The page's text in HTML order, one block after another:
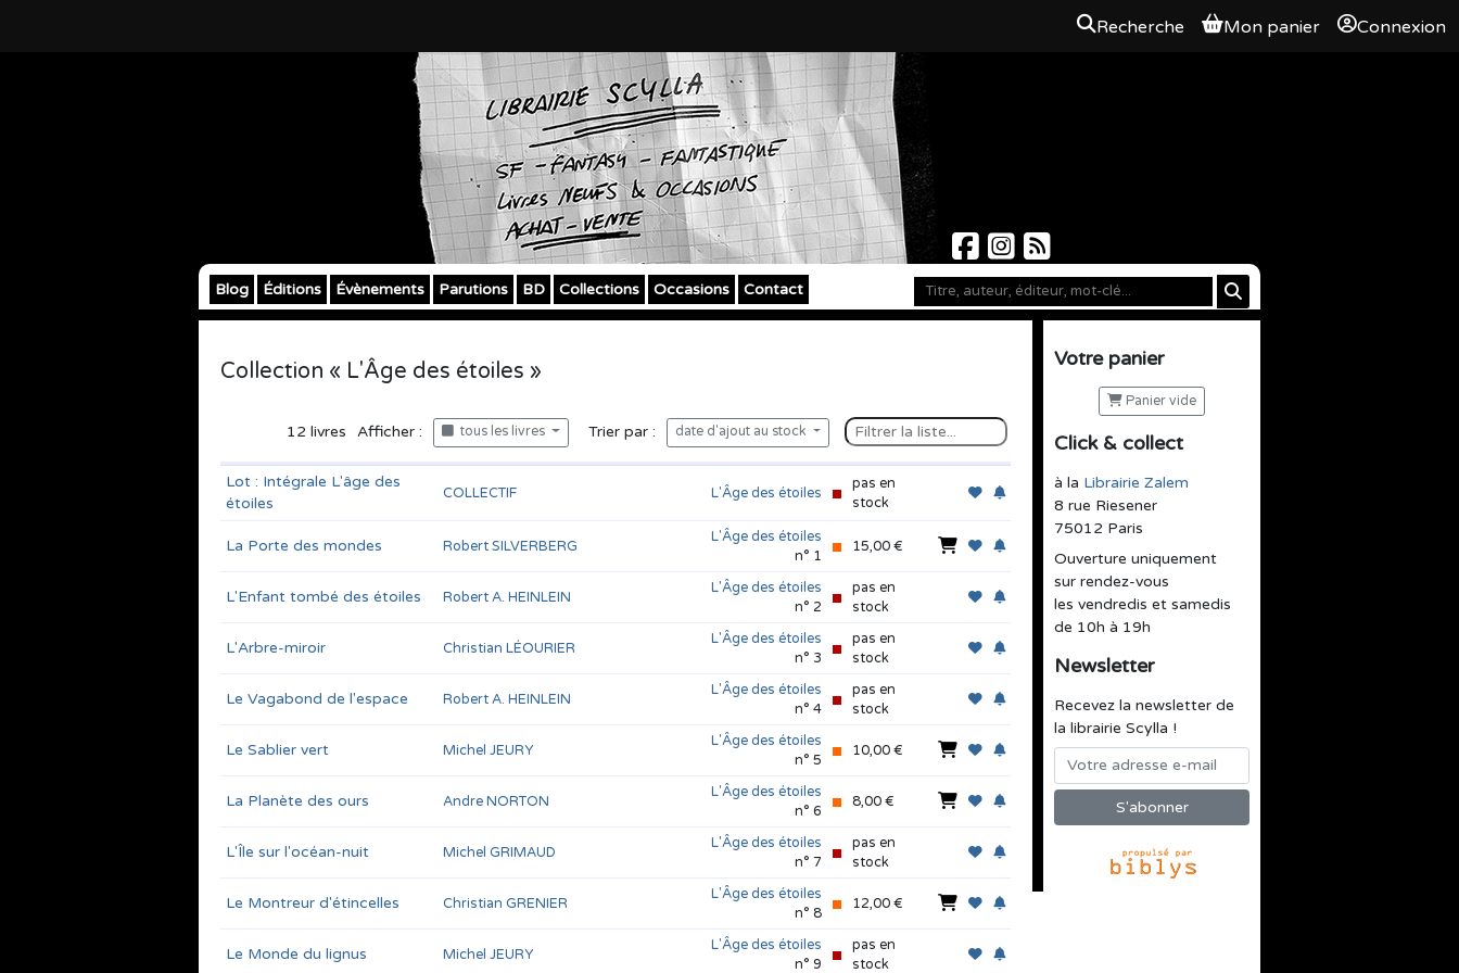
Recherche Mon panier Connexion
Blog Éditions Évènements Parutions BD Collections Occasions Contact
Votre panier
Panier vide
Click & collect
à la Librairie Zalem
8 rue Riesener
75012 Paris
Ouverture uniquement
sur rendez-vous
les vendredis et samedis
de 10h à 19h
Newsletter
Recevez la newsletter de
la librairie Scylla !
Collection « L'Âge des étoiles »
12 livres Afficher : tous les livres Trier par : date d'ajout au stock
Lot : Intégrale L'âge des
étoiles
COLLECTIF L'Âge des étoiles
pas en
stock
La Porte des mondes Robert SILVERBERG
L'Âge des étoiles
n° 1
15,00 €
L'Enfant tombé des étoiles Robert A. HEINLEIN
L'Âge des étoiles
n° 2
pas en
stock
L'Arbre-miroir Christian LÉOURIER
L'Âge des étoiles
n° 3
pas en
stock
Le Vagabond de l'espace Robert A. HEINLEIN
L'Âge des étoiles
n° 4
pas en
stock
Le Sablier vert Michel JEURY
L'Âge des étoiles
n° 5
10,00 €
La Planète des ours Andre NORTON
L'Âge des étoiles
n° 6
8,00 €
L'Île sur l'océan-nuit Michel GRIMAUD
L'Âge des étoiles
n° 7
pas en
stock
Le Montreur d'étincelles Christian GRENIER
L'Âge des étoiles
n° 8
12,00 €
Le Monde du lignus Michel JEURY
L'Âge des étoiles
n° 9
pas en
stock